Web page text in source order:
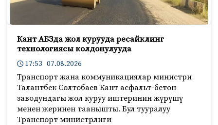
Кант АБЗда жол курууда ресайклинг
технологиясы колдонулууда
17:53 07.08.2026
Транспорт жана коммуникациялар министри
Талантбек Солтобаев Кант асфальт-бетон
заводундагы жол куруу иштеринин жүрүшү
менен жеринен таанышты. Бул тууралуу
Транспорт министрлиги